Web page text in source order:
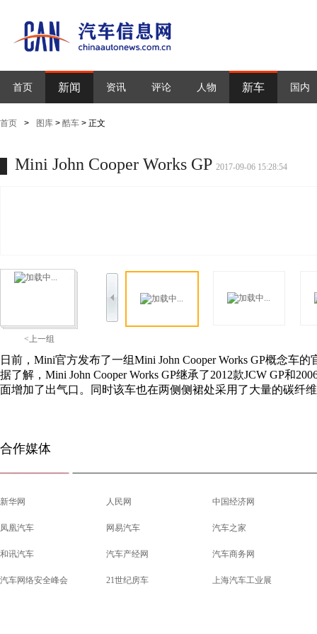
首页 新闻 资讯 评论 人物 新车 国内
首页 > 图库 > 酷车 > 正文
Mini John Cooper Works GP 2017-09-06 15:28:54
<上一组
日前，Mini官方发布了一组Mini John Cooper Works GP概念车
据了解，Mini John Cooper Works GP继承了2012款JCW GP和
面增加了出气口。同时该车也在两侧侧裙处采用了大量的碳纤
合作媒体
新华网 人民网 中国经济网
凤凰汽车 网易汽车 汽车之家
和讯汽车 汽车产经网 汽车商务网
汽车网络安全峰会 21世纪房车 上海汽车工业展